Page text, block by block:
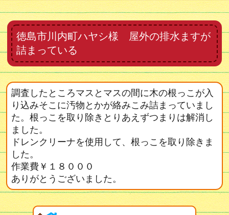
徳島市川内町ハヤシ様 屋外の排水ますが
詰まっている
調査したところマスとマスの間に木の根っこが入
り込みそこに汚物とかが絡みこみ詰まっていまし
た。根っこを取り除きとりあえずつまりは解消し
ました。
ドレンクリーナを使用して、根っこを取り除きま
した。
作業費￥１８０００
ありがとうございました。